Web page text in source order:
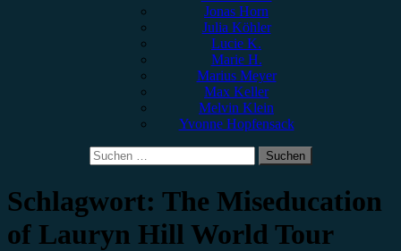
Jonas Horn
Julia Köhler
Lucie K.
Marie H.
Marius Meyer
Max Keller
Melvin Klein
Yvonne Hopfensack
Suchen
nach:
Schlagwort: The Miseducation
of Lauryn Hill World Tour